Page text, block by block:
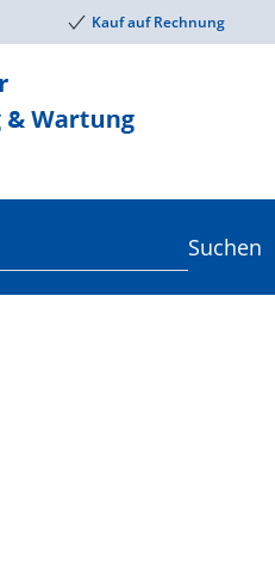
Kauf auf Rechnung
Suchen